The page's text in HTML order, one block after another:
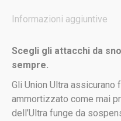
Informazioni aggiuntive
Scegli gli attacchi da
sempre.
Gli Union Ultra assicurano
ammortizzato come mai
dell’Ultra funge da